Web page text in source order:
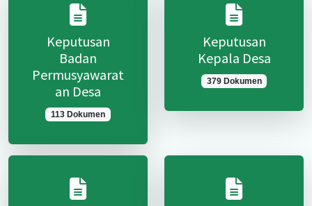
Keputusan
Badan
Permusyawarat
an Desa
113 Dokumen
Keputusan
Kepala Desa
379 Dokumen